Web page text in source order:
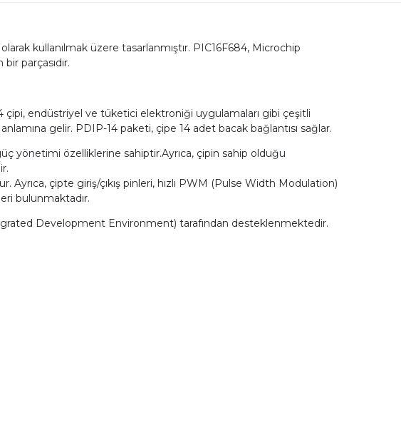
kullanılmak üzere tasarlanmıştır. PIC16F684, Microchip
bir parçasıdır.
çipi, endüstriyel ve tüketici elektroniği uygulamaları gibi çeşitli
gelir. PDIP-14 paketi, çipe 14 adet bacak bağlantısı sağlar.
yönetimi özelliklerine sahiptir.Ayrıca, çipin sahip olduğu
çipte giriş/çıkış pinleri, hızlı PWM (Pulse Width Modulation)
bulunmaktadır.
Development Environment) tarafından desteklenmektedir.